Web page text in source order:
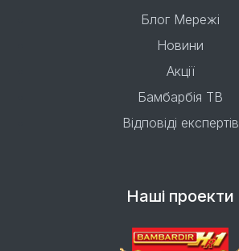
Блог Мережі
Новини
Акції
Бамбарбія ТВ
Відповіді експертів
Наші проекти